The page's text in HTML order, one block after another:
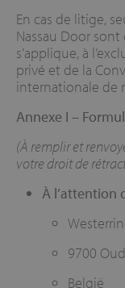
En cas de litige,
Nassau Door
s’applique, à
privé et de la
internationale de
Annexe I –
(À remplir et
votre droit de
À l’attention
9700
België